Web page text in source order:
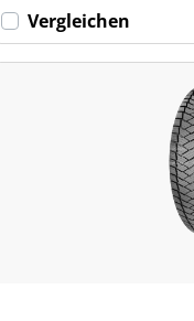
Vergleichen